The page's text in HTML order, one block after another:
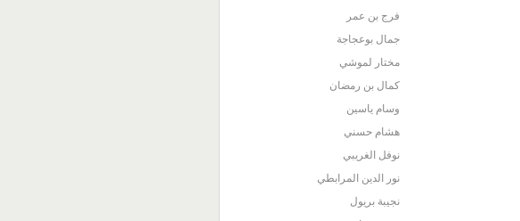
فرج بن عمر
جمال بوعجاجة
مختار لموشي
كمال بن رمضان
وسام ياسين
هشام حسني
نوفل الغريبي
نور الدين المرابطي
نجيبة بريول